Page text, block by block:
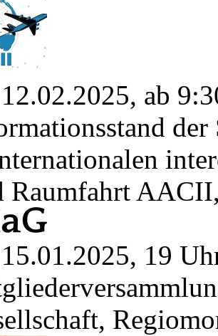
ab
Raumfahrt
19